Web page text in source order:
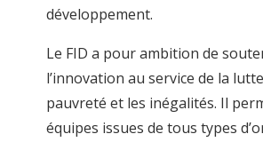
développement.
Le FID a pour ambition de
l’innovation au service de la
pauvreté et les inégalités. Il
équipes issues de tous types